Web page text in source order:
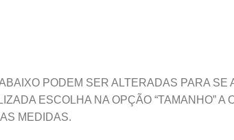
PODEM SER ALTERADAS PARA
ESCOLHA NA OPÇÃO “TAMANHO”
MEDIDAS.